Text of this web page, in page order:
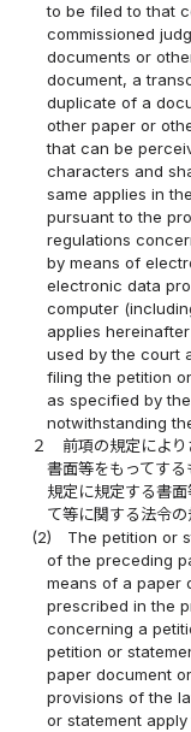
to be filed to that
commissioned
documents or
document, a
duplicate of a
other paper or
that can be
characters and
same applies in
pursuant to the
regulations
by means of
electronic data
computer
applies
used by the court
filing the petition
as specified by
notwithstanding
２
前項の規定によ
書面等をもってす
規定に規定する書
て等に関する法令の
(2)
The petition or
of the preceding
means of a paper
prescribed in the
concerning a
petition or
paper document
provisions of the
or statement